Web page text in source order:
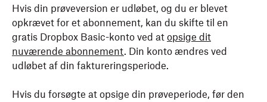
Hvis din prøveversion er udløbet, og du er blevet
opkrævet for et abonnement, kan du skifte til en
gratis Dropbox Basic-konto ved at opsige dit
nuværende abonnement. Din konto ændres ved
udløbet af din faktureringsperiode.
Hvis du forsøgte at opsige din prøveperiode, før den